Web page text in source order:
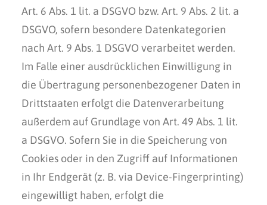
Art. 6 Abs. 1 lit. a DSGVO bzw. Art. 9 Abs. 2 lit. a
DSGVO, sofern besondere Datenkategorien
nach Art. 9 Abs. 1 DSGVO verarbeitet werden.
Im Falle einer ausdrücklichen Einwilligung in
die Übertragung personenbezogener Daten in
Drittstaaten erfolgt die Datenverarbeitung
außerdem auf Grundlage von Art. 49 Abs. 1 lit.
a DSGVO. Sofern Sie in die Speicherung von
Cookies oder in den Zugriff auf Informationen
in Ihr Endgerät (z. B. via Device-Fingerprinting)
eingewilligt haben, erfolgt die